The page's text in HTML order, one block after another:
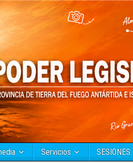
Servicios SESIONES